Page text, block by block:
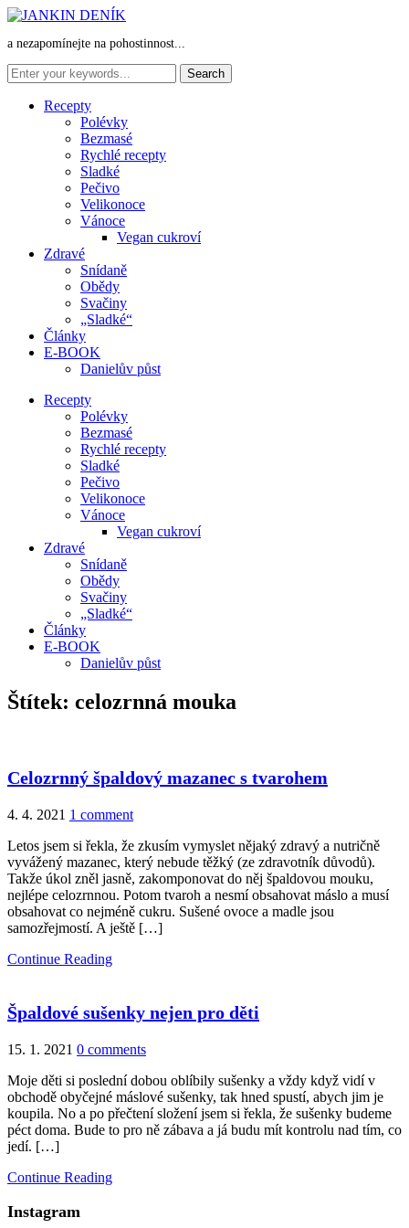
a nezapomínejte na pohostinnost...
Recepty
Polévky
Bezmasé
Rychlé recepty
Sladké
Pečivo
Velikonoce
Vánoce
Vegan cukroví
Zdravé
Snídaně
Obědy
Svačiny
„Sladké“
Články
E-BOOK
Danielův půst
Recepty
Polévky
Bezmasé
Rychlé recepty
Sladké
Pečivo
Velikonoce
Vánoce
Vegan cukroví
Zdravé
Snídaně
Obědy
Svačiny
„Sladké“
Články
E-BOOK
Danielův půst
Štítek: celozrnná mouka
Celozrnný špaldový mazanec s tvarohem
4. 4. 2021 1 comment
Letos jsem si řekla, že zkusím vymyslet nějaký zdravý a nutričně
vyvážený mazanec, který nebude těžký (ze zdravotník důvodů).
Takže úkol zněl jasně, zakomponovat do něj špaldovou mouku,
nejlépe celozrnnou. Potom tvaroh a nesmí obsahovat máslo a musí
obsahovat co nejméně cukru. Sušené ovoce a madle jsou
samozřejmostí. A ještě […]
Continue Reading
Špaldové sušenky nejen pro děti
15. 1. 2021 0 comments
Moje děti si poslední dobou oblíbily sušenky a vždy když vidí v
obchodě obyčejné máslové sušenky, tak hned spustí, abych jim je
koupila. No a po přečtení složení jsem si řekla, že sušenky budeme
péct doma. Bude to pro ně zábava a já budu mít kontrolu nad tím, co
jedí. […]
Continue Reading
Instagram